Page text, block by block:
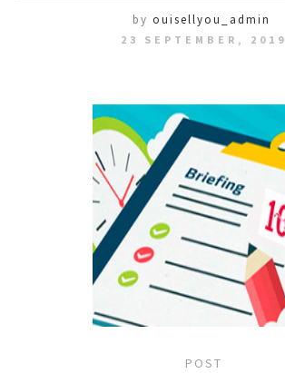
by ouisellyou_admin
23 SEPTEMBER, 2019
POST